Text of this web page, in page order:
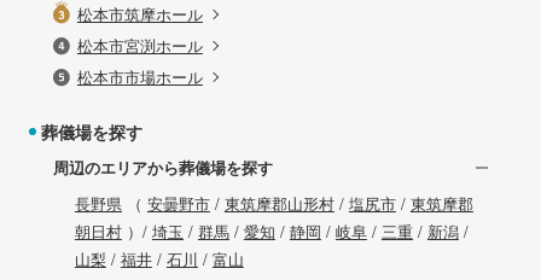
松本市筑摩ホール
松本市宮渕ホール
松本市市場ホール
葬儀場を探す
周辺のエリアから葬儀場を探す
長野県 （ 安曇野市/ 東筑摩郡山形村/ 塩尻市/ 東筑摩郡
朝日村）/ 埼玉 / 群馬/ 愛知 / 静岡 / 岐阜/ 三重/ 新潟/
山梨 / 福井/ 石川 / 富山